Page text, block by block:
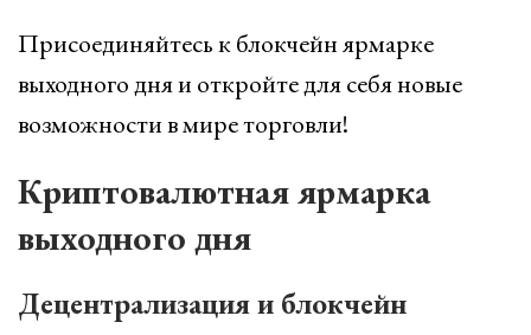
Присоединяйтесь к блокчейн ярмарке
выходного дня и откройте для себя новые
возможности в мире торговли!
Криптовалютная ярмарка
выходного дня
Децентрализация и блокчейн